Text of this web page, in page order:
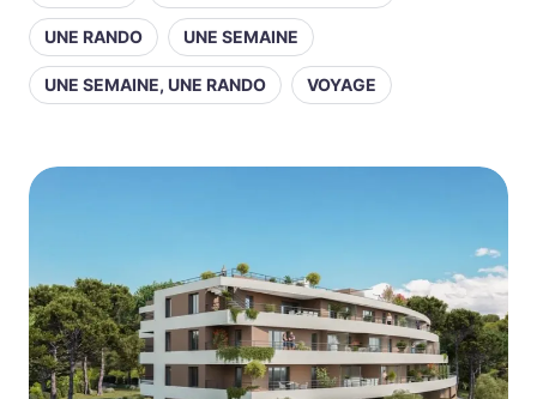
UNE RANDO UNE SEMAINE
UNE SEMAINE, UNE RANDO VOYAGE